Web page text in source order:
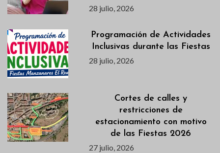
28 julio, 2026
Programación de Actividades
Inclusivas durante las Fiestas
28 julio, 2026
Cortes de calles y
restricciones de
estacionamiento con motivo
de las Fiestas 2026
27 julio, 2026